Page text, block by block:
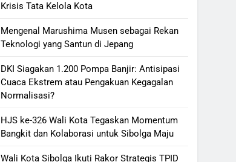
Krisis Tata Kelola Kota
Mengenal Marushima Musen sebagai Rekan
Teknologi yang Santun di Jepang
DKI Siagakan 1.200 Pompa Banjir: Antisipasi
Cuaca Ekstrem atau Pengakuan Kegagalan
Normalisasi?
HJS ke-326 Wali Kota Tegaskan Momentum
Bangkit dan Kolaborasi untuk Sibolga Maju
Wali Kota Sibolga Ikuti Rakor Strategis TPID